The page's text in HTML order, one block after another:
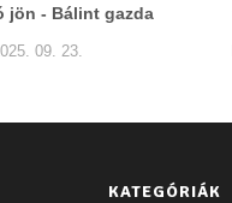
jön - Bálint gazda
09. 23.
KATEGÓRIÁK